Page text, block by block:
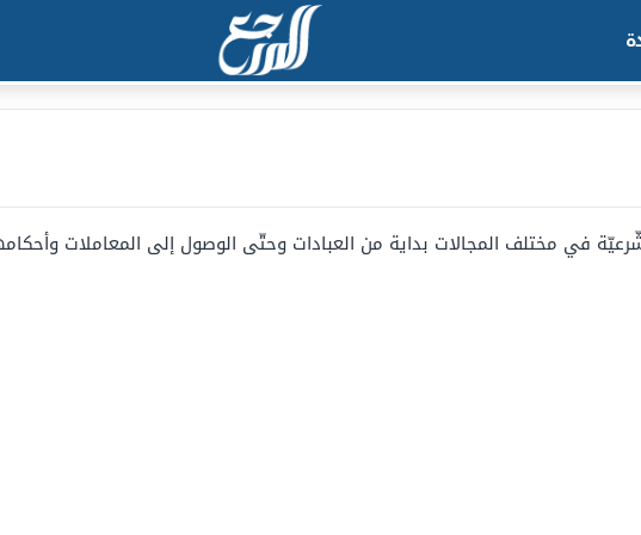
في مختلف المجالات بداية من العبادات وحتّى الوصول إلى المعاملات